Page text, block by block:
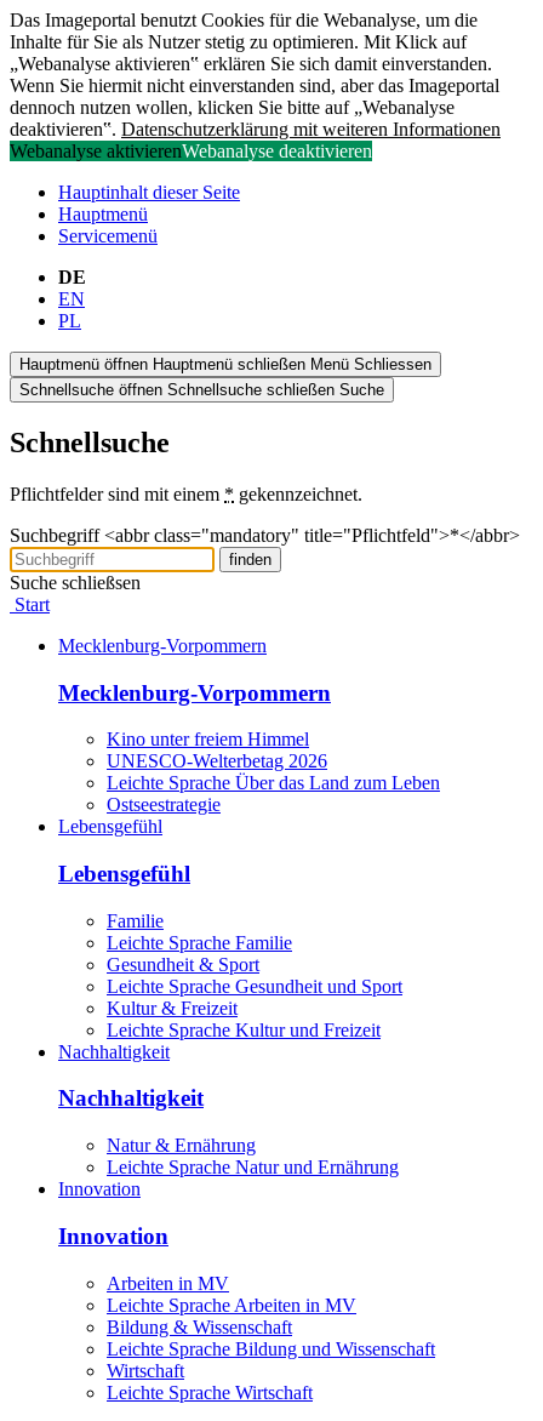
Das Imageportal benutzt Cookies für die Webanalyse, um die
Inhalte für Sie als Nutzer stetig zu optimieren. Mit Klick auf
„Webanalyse aktivieren‟ erklären Sie sich damit einverstanden.
Wenn Sie hiermit nicht einverstanden sind, aber das Imageportal
dennoch nutzen wollen, klicken Sie bitte auf „Webanalyse
deaktivieren‟. Datenschutzerklärung mit weiteren Informationen
Webanalyse aktivierenWebanalyse deaktivieren
Hauptinhalt dieser Seite
Hauptmenü
Servicemenü
DE
EN
PL
Hauptmenü öffnen Hauptmenü schließen Menü Schliessen
Schnellsuche öffnen Schnellsuche schließen Suche
Schnellsuche
Pflichtfelder sind mit einem * gekennzeichnet.
Suchbegriff <abbr class="mandatory" title="Pflichtfeld">*</abbr>
finden
Suche schließsen
Start
Mecklenburg-Vorpommern
Mecklenburg-Vorpommern
Kino unter freiem Himmel
UNESCO-Welterbetag 2026
Leichte Sprache Über das Land zum Leben
Ostseestrategie
Lebensgefühl
Lebensgefühl
Familie
Leichte Sprache Familie
Gesundheit & Sport
Leichte Sprache Gesundheit und Sport
Kultur & Freizeit
Leichte Sprache Kultur und Freizeit
Nachhaltigkeit
Nachhaltigkeit
Natur & Ernährung
Leichte Sprache Natur und Ernährung
Innovation
Innovation
Arbeiten in MV
Leichte Sprache Arbeiten in MV
Bildung & Wissenschaft
Leichte Sprache Bildung und Wissenschaft
Wirtschaft
Leichte Sprache Wirtschaft